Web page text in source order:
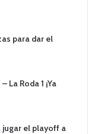
para dar el
La Roda 1 ¡Ya
jugar el playoff a